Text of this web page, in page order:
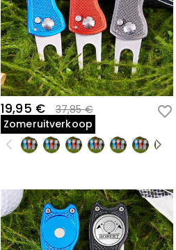
19,95 €
37,85 €
Zomeruitverkoop